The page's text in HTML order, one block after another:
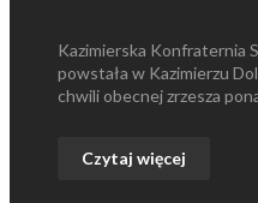
Kazimierska Konfraternia
powstała w Kazimierzu
chwili obecnej zrzesza
Czytaj więcej